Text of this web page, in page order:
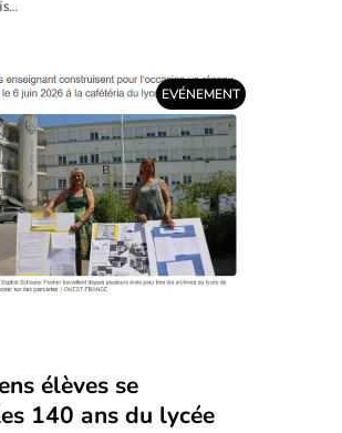
EVÉNEMENT
élèves se
140 ans du lycée